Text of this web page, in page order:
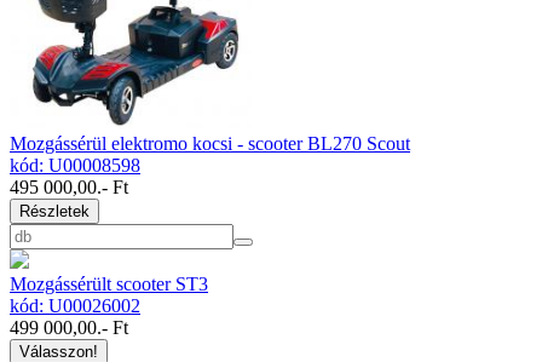
Mozgássérül elektromo kocsi - scooter BL270 Scout
kód: U00008598
495 000,00.- Ft
Részletek
Mozgássérült scooter ST3
kód: U00026002
499 000,00.- Ft
Válasszon!